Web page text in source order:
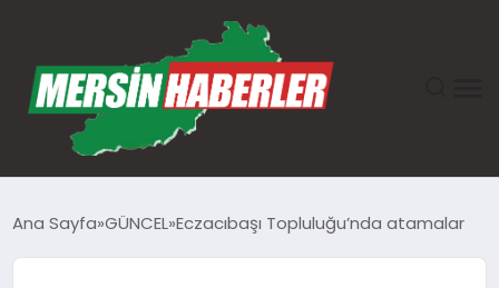
GÜNDEM
Ana Sayfa GÜNCEL Eczacıbaşı Topluluğu’nda atamalar